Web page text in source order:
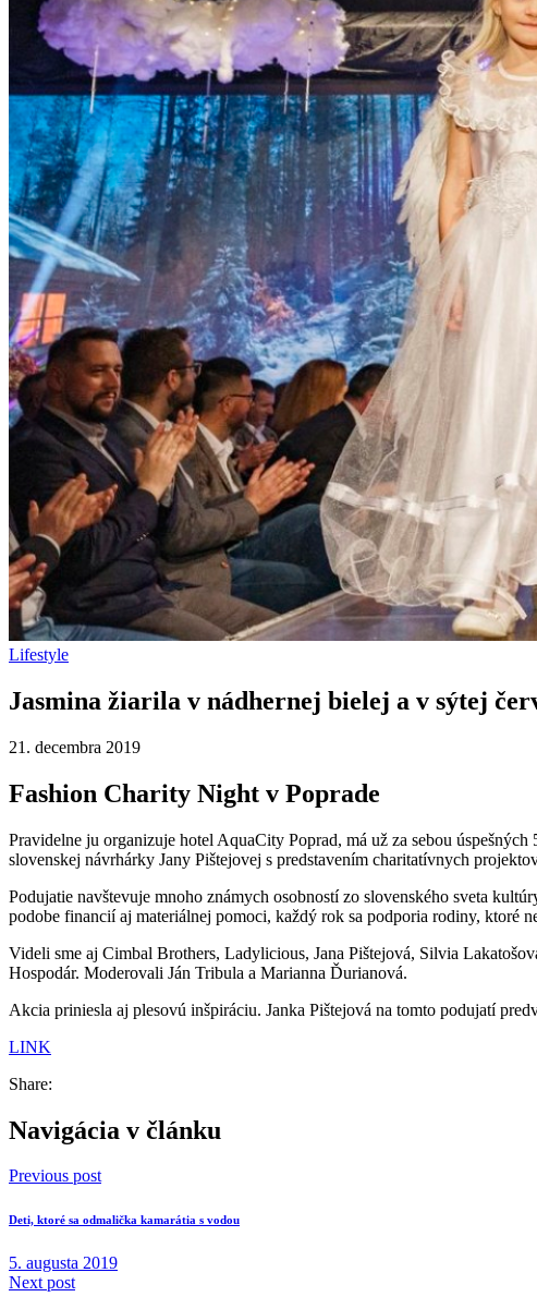
Lifestyle
Jasmina žiarila v nádhernej bielej a v sýtej
21. decembra 2019
Fashion Charity Night v Poprade
Pravidelne ju organizuje hotel AquaCity Poprad, má už za sebou
slovenskej návrhárky Jany Pištejovej s predstavením charitatívnych
Podujatie navštevuje mnoho známych osobností zo slovenského sveta
podobe financií aj materiálnej pomoci, každý rok sa podporia rodiny, ktoré
Videli sme aj Cimbal Brothers, Ladylicious, Jana Pištejová, Silvia
Hospodár. Moderovali Ján Tribula a Marianna Ďurianová.
Akcia priniesla aj plesovú inšpiráciu. Janka Pištejová na tomto podujatí
LINK
Share:
Navigácia v článku
Previous post
Deti, ktoré sa odmalička kamarátia s vodou
5. augusta 2019
Next post